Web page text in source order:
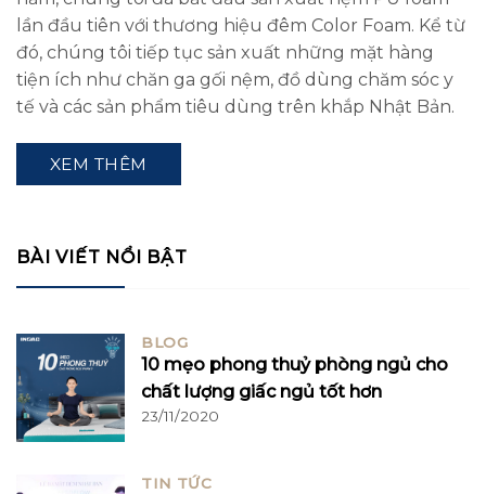
lần đầu tiên với thương hiệu đêm Color Foam. Kể từ
đó, chúng tôi tiếp tục sản xuất những mặt hàng
tiện ích như chăn ga gối nệm, đồ dùng chăm sóc y
tế và các sản phẩm tiêu dùng trên khắp Nhật Bản.
XEM THÊM
BÀI VIẾT NỔI BẬT
BLOG
10 mẹo phong thuỷ phòng ngủ cho
chất lượng giấc ngủ tốt hơn
23/11/2020
TIN TỨC